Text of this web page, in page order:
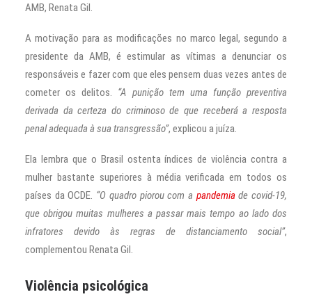
AMB, Renata Gil.
A motivação para as modificações no marco legal, segundo a
presidente da AMB, é estimular as vítimas a denunciar os
responsáveis e fazer com que eles pensem duas vezes antes de
cometer os delitos. “A punição tem uma função preventiva
derivada da certeza do criminoso de que receberá a resposta
penal adequada à sua transgressão”, explicou a juíza.
Ela lembra que o Brasil ostenta índices de violência contra a
mulher bastante superiores à média verificada em todos os
países da OCDE. “O quadro piorou com a pandemiade covid-19,
que obrigou muitas mulheres a passar mais tempo ao lado dos
infratores devido às regras de distanciamento social”,
complementou Renata Gil.
Violência psicológica